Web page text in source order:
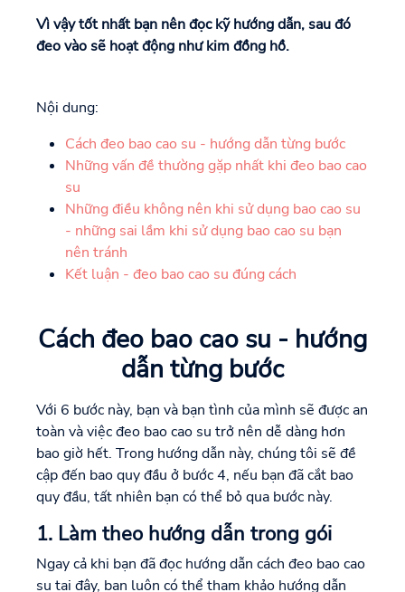
Vì vậy tốt nhất bạn nên đọc kỹ hướng dẫn, sau đó
đeo vào sẽ hoạt động như kim đồng hồ.
Nội dung:
Cách đeo bao cao su - hướng dẫn từng bước
Những vấn đề thường gặp nhất khi đeo bao cao
su
Những điều không nên khi sử dụng bao cao su
- những sai lầm khi sử dụng bao cao su bạn
nên tránh
Kết luận - đeo bao cao su đúng cách
Cách đeo bao cao su - hướng
dẫn từng bước
Với 6 bước này, bạn và bạn tình của mình sẽ được an
toàn và việc đeo bao cao su trở nên dễ dàng hơn
bao giờ hết. Trong hướng dẫn này, chúng tôi sẽ đề
cập đến bao quy đầu ở bước 4, nếu bạn đã cắt bao
quy đầu, tất nhiên bạn có thể bỏ qua bước này.
1. Làm theo hướng dẫn trong gói
Ngay cả khi bạn đã đọc hướng dẫn cách đeo bao cao
su tại đây, bạn luôn có thể tham khảo hướng dẫn